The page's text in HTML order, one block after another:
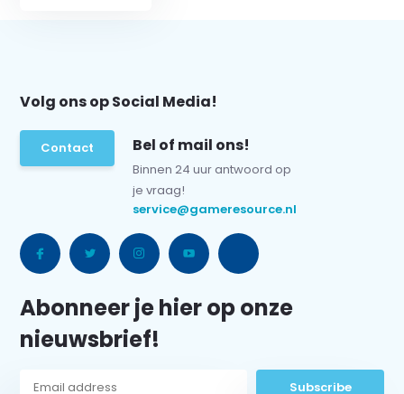
Volg ons op Social Media!
Contact Bel of mail ons!
Binnen 24 uur antwoord op
je vraag!
service@gameresource.nl
Abonneer je hier op onze
nieuwsbrief!
Subscribe